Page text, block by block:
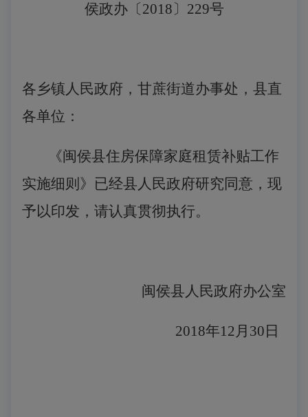
侯政办〔2018〕229号
各乡镇人民政府，甘蔗街道办事处，县直
各单位：
《闽侯县住房保障家庭租赁补贴工作
实施细则》已经县人民政府研究同意，现
予以印发，请认真贯彻执行。
闽侯县人民政府办公室
2018年12月30日